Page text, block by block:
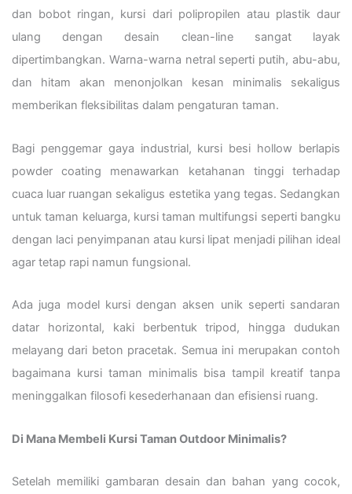
dan bobot ringan, kursi dari polipropilen atau plastik daur
ulang dengan desain clean-line sangat layak
dipertimbangkan. Warna-warna netral seperti putih, abu-abu,
dan hitam akan menonjolkan kesan minimalis sekaligus
memberikan fleksibilitas dalam pengaturan taman.
Bagi penggemar gaya industrial, kursi besi hollow berlapis
powder coating menawarkan ketahanan tinggi terhadap
cuaca luar ruangan sekaligus estetika yang tegas. Sedangkan
untuk taman keluarga, kursi taman multifungsi seperti bangku
dengan laci penyimpanan atau kursi lipat menjadi pilihan ideal
agar tetap rapi namun fungsional.
Ada juga model kursi dengan aksen unik seperti sandaran
datar horizontal, kaki berbentuk tripod, hingga dudukan
melayang dari beton pracetak. Semua ini merupakan contoh
bagaimana kursi taman minimalis bisa tampil kreatif tanpa
meninggalkan filosofi kesederhanaan dan efisiensi ruang.
Di Mana Membeli Kursi Taman Outdoor Minimalis?
Setelah memiliki gambaran desain dan bahan yang cocok,